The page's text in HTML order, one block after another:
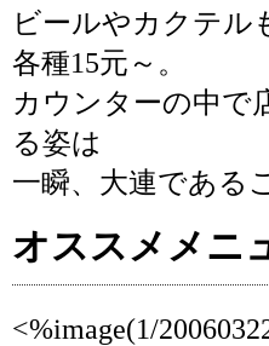
ビールやカクテル
各種15元～。
カウンターの中で
る姿は
一瞬、大連である
オススメメニ
<%image(1/